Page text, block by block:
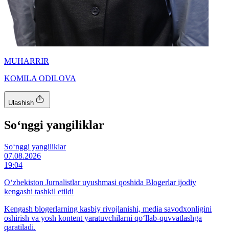
MUHARRIR
KOMILA ODILOVA
Ulashish
So‘nggi yangiliklar
So‘nggi yangiliklar
07.08.2026
19:04
O‘zbekiston Jurnalistlar uyushmasi qoshida Blogerlar ijodiy
kengashi tashkil etildi
Kengash blogerlarning kasbiy rivojlanishi, media savodxonligini
oshirish va yosh kontent yaratuvchilarni qo‘llab-quvvatlashga
qaratiladi.